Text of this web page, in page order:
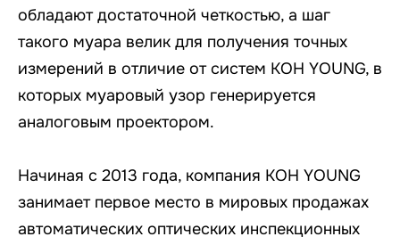
обладают достаточной четкостью, а шаг
такого муара велик для получения точных
измерений в отличие от систем KOH YOUNG, в
которых муаровый узор генерируется
аналоговым проектором.
Начиная с 2013 года, компания KOH YOUNG
занимает первое место в мировых продажах
автоматических оптических инспекционных